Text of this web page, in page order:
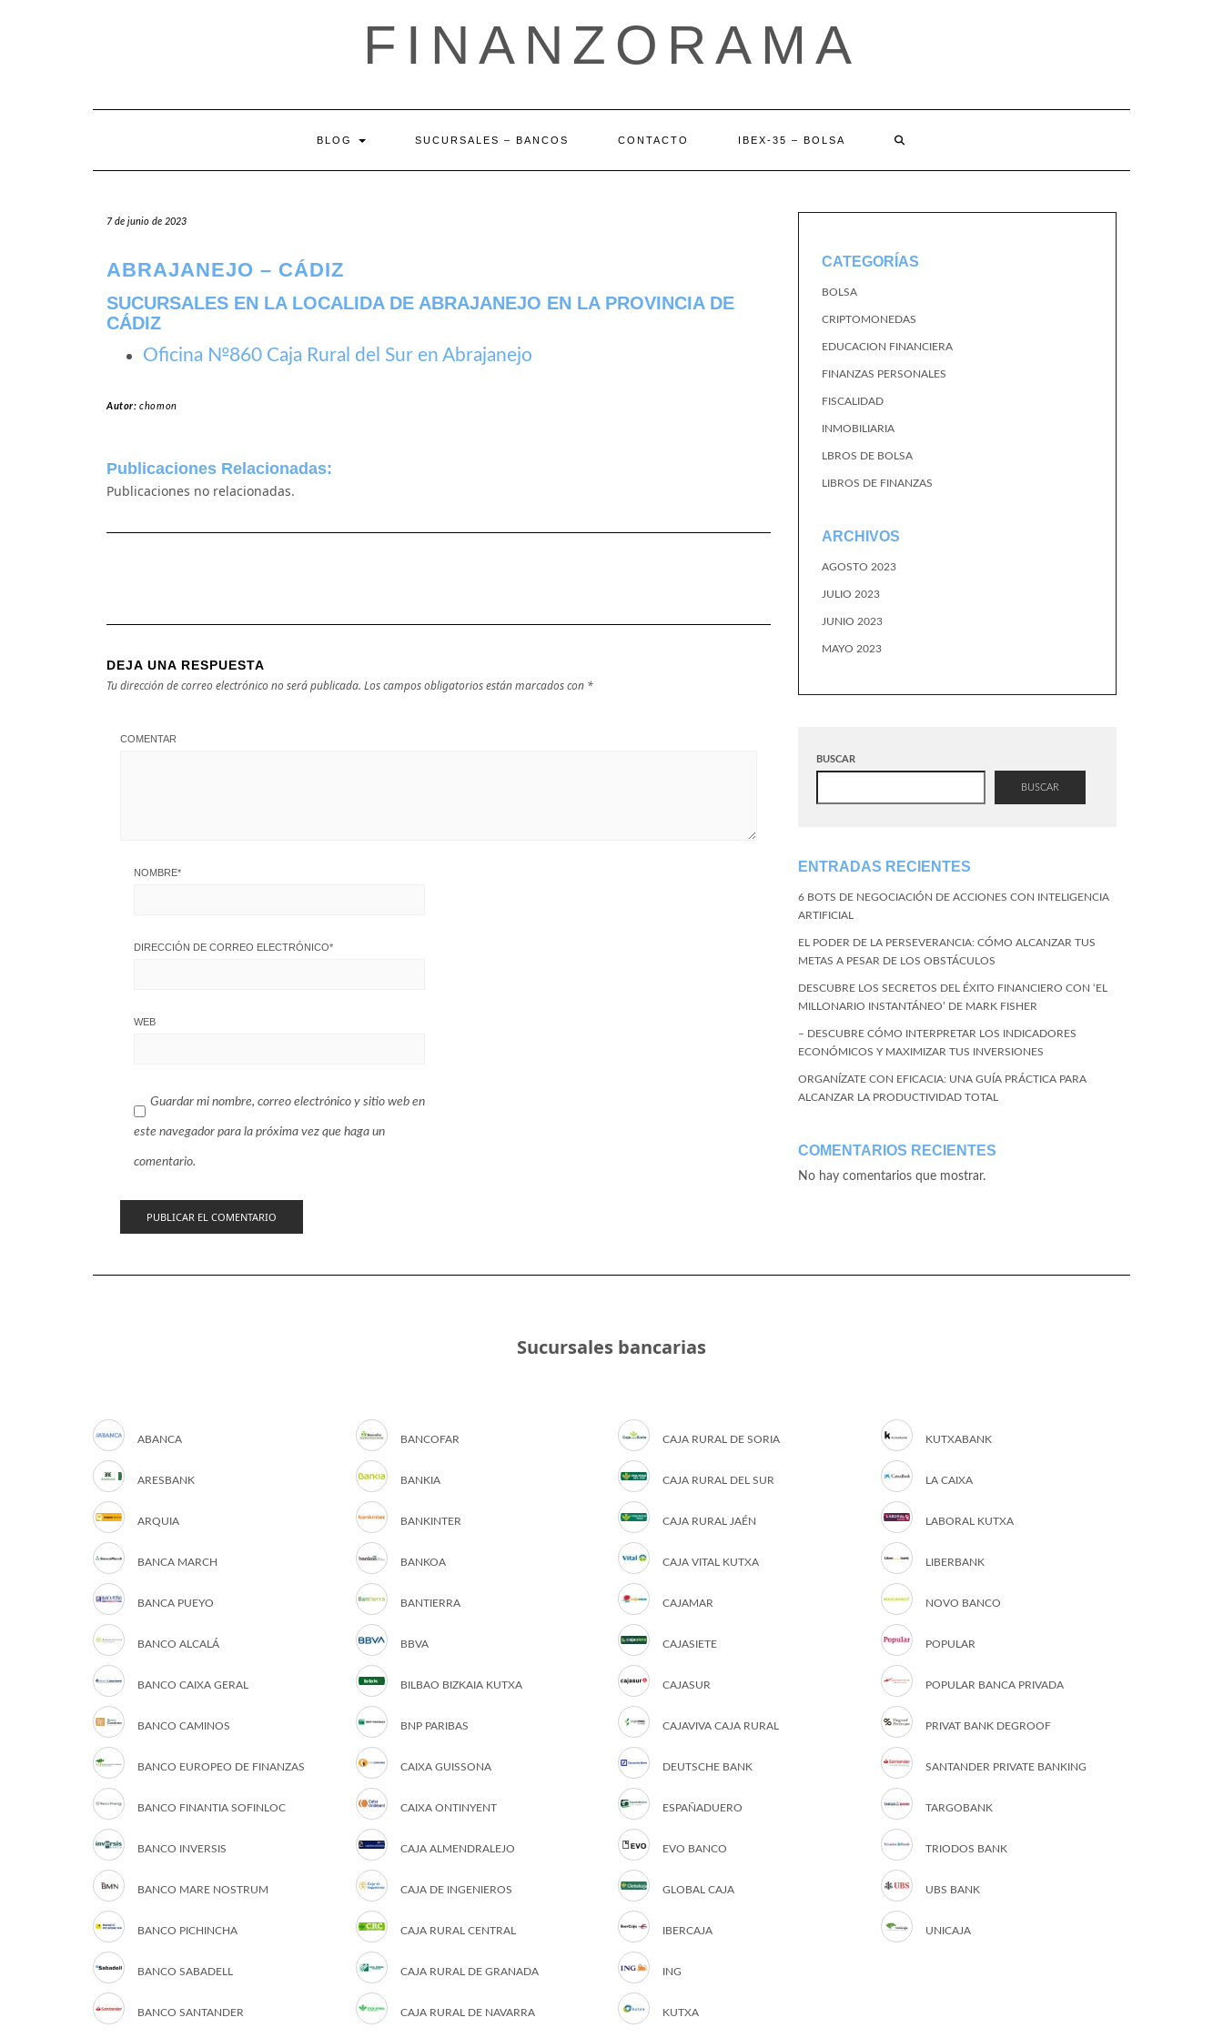
FINANZORAMA
BLOG SUCURSALES – BANCOS CONTACTO IBEX-35 – BOLSA
7 de junio de 2023
ABRAJANEJO – CÁDIZ
SUCURSALES EN LA LOCALIDA DE ABRAJANEJO EN LA PROVINCIA DE
CÁDIZ
Oficina №860 Caja Rural del Sur en Abrajanejo
Autor:chomon
Publicaciones Relacionadas:
Publicaciones no relacionadas.
DEJA UNA RESPUESTA
Tu dirección de correo electrónico no será publicada. Los campos obligatorios están marcados con *
COMENTAR
NOMBRE*
DIRECCIÓN DE CORREO ELECTRÓNICO*
WEB
Guardar mi nombre, correo electrónico y sitio web en
este navegador para la próxima vez que haga un
comentario.
CATEGORÍAS
BOLSA
CRIPTOMONEDAS
EDUCACION FINANCIERA
FINANZAS PERSONALES
FISCALIDAD
INMOBILIARIA
LBROS DE BOLSA
LIBROS DE FINANZAS
ARCHIVOS
AGOSTO 2023
JULIO 2023
JUNIO 2023
MAYO 2023
BUSCAR
BUSCAR
ENTRADAS RECIENTES
6 BOTS DE NEGOCIACIÓN DE ACCIONES CON INTELIGENCIA
ARTIFICIAL
EL PODER DE LA PERSEVERANCIA: CÓMO ALCANZAR TUS
METAS A PESAR DE LOS OBSTÁCULOS
DESCUBRE LOS SECRETOS DEL ÉXITO FINANCIERO CON ‘EL
MILLONARIO INSTANTÁNEO’ DE MARK FISHER
– DESCUBRE CÓMO INTERPRETAR LOS INDICADORES
ECONÓMICOS Y MAXIMIZAR TUS INVERSIONES
ORGANÍZATE CON EFICACIA: UNA GUÍA PRÁCTICA PARA
ALCANZAR LA PRODUCTIVIDAD TOTAL
COMENTARIOS RECIENTES
No hay comentarios que mostrar.
Sucursales bancarias
ABANCA
ARESBANK
ARQUIA
BANCA MARCH
BANCA PUEYO
BANCO ALCALÁ
BANCO CAIXA GERAL
BANCO CAMINOS
BANCO EUROPEO DE FINANZAS
BANCO FINANTIA SOFINLOC
BANCO INVERSIS
BANCO MARE NOSTRUM
BANCO PICHINCHA
BANCO SABADELL
BANCO SANTANDER
BANCOFAR
BANKIA
BANKINTER
BANKOA
BANTIERRA
BBVA
BILBAO BIZKAIA KUTXA
BNP PARIBAS
CAIXA GUISSONA
CAIXA ONTINYENT
CAJA ALMENDRALEJO
CAJA DE INGENIEROS
CAJA RURAL CENTRAL
CAJA RURAL DE GRANADA
CAJA RURAL DE NAVARRA
CAJA RURAL DE SORIA
CAJA RURAL DEL SUR
CAJA RURAL JAÉN
CAJA VITAL KUTXA
CAJAMAR
CAJASIETE
CAJASUR
CAJAVIVA CAJA RURAL
DEUTSCHE BANK
ESPAÑADUERO
EVO BANCO
GLOBAL CAJA
IBERCAJA
ING
KUTXA
KUTXABANK
LA CAIXA
LABORAL KUTXA
LIBERBANK
NOVO BANCO
POPULAR
POPULAR BANCA PRIVADA
PRIVAT BANK DEGROOF
SANTANDER PRIVATE BANKING
TARGOBANK
TRIODOS BANK
UBS BANK
UNICAJA